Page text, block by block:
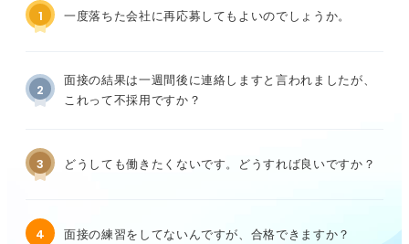
1 一度落ちた会社に再応募してもよいのでしょうか。
2
面接の結果は一週間後に連絡しますと言われましたが、
これって不採用ですか？
3 どうしても働きたくないです。どうすれば良いですか？
4 面接の練習をしてないんですが、合格できますか？